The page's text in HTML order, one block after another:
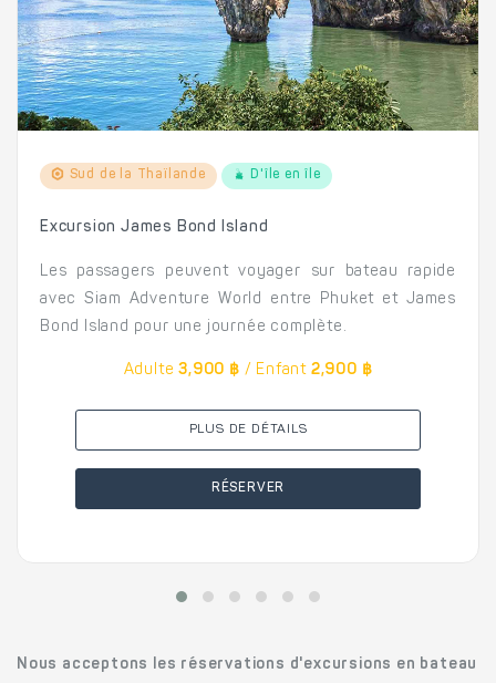
Sud de la Thaïlande D'île en île
Excursion James Bond Island
Les passagers peuvent voyager sur bateau rapide
avec Siam Adventure World entre Phuket et James
Bond Island pour une journée complète.
Adulte 3,900 ฿ / Enfant 2,900 ฿
PLUS DE DÉTAILS
RÉSERVER
Nous acceptons les réservations d'excursions en bateau